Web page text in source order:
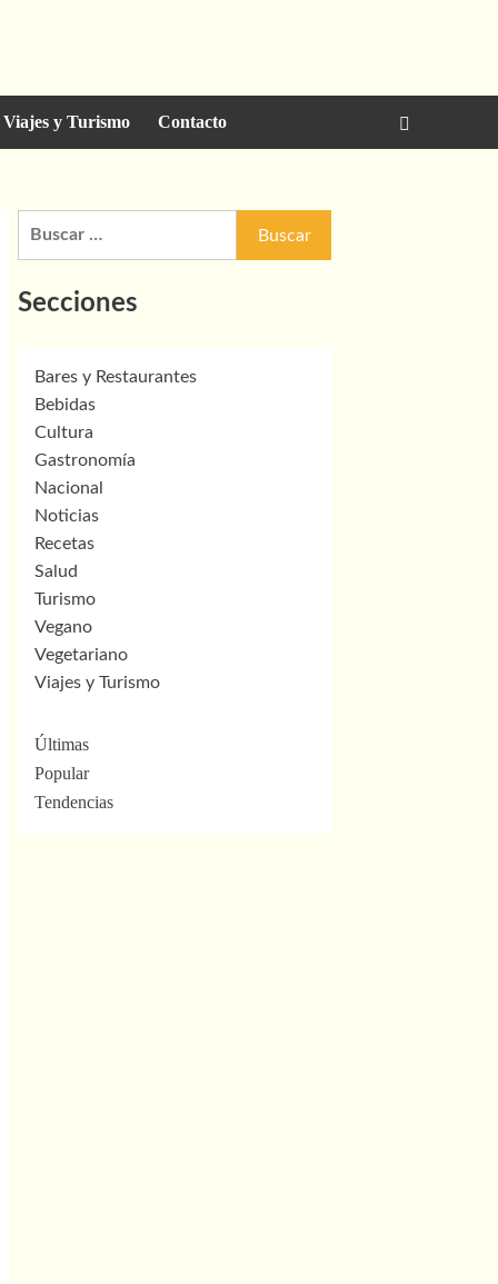
Viajes y Turismo Contacto
Secciones
Bares y Restaurantes
Bebidas
Cultura
Gastronomía
Nacional
Noticias
Recetas
Salud
Turismo
Vegano
Vegetariano
Viajes y Turismo
Últimas
Popular
Tendencias